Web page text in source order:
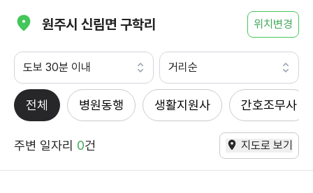
원주시 신림면 구학리 위치변경
도보 30분 이내 거리순
전체 병원동행 생활지원사 간호조무사
주변 일자리 0건 지도로 보기